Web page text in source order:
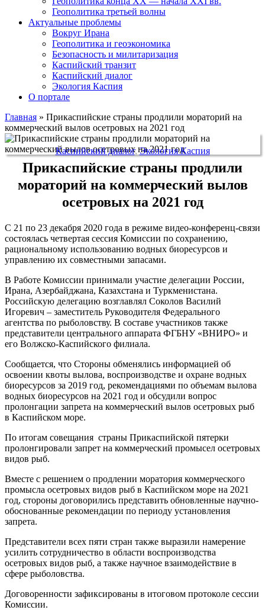
Геополитика третьей волны
Актуальные проблемы
Вокруг Ирана
Геополитика и геоэкономика
Безопасность и милитаризация
Каспийский транзит
Каспийский диалог
Экология Каспия
О портале
Главная » Прикаспийские страны продлили мораторий на
коммерческий вылов осетровых на 2021 год
Каспийский диалог,Экология Каспия
Прикаспийские страны продлили
мораторий на коммерческий вылов
осетровых на 2021 год
С 21 по 23 декабря 2020 года в режиме видео-конференц-связи
состоялась четвертая сессия Комиссии по сохранению,
рациональному использованию водных биоресурсов и
управлению их совместными запасами.
В Работе Комиссии принимали участие делегации России,
Ирана, Азербайджана, Казахстана и Туркменистана.
Российскую делегацию возглавлял Соколов Василий
Игоревич – заместитель Руководителя Федерального
агентства по рыболовству. В составе участников также
представители центрального аппарата ФГБНУ «ВНИРО» и
его Волжско-Каспийского филиала.
Сообщается, что Стороны обменялись информацией об
освоении квоты вылова, воспроизводстве и охране водных
биоресурсов за 2019 год, рекомендациями по объемам вылова
водных биоресурсов на 2021 год и обсудили вопрос
пролонгации запрета на коммерческий вылов осетровых рыб
в Каспийском море.
По итогам совещания страны Прикаспийской пятерки
пролонгировали запрет на коммерческий промысел осетровых
видов рыб.
Вместе с решением о продлении моратория коммерческого
промысла осетровых видов рыб в Каспийском море на 2021
год, стороны договорились представить обновленные научно-
обоснованные рекомендации по периоду установления
запрета.
Представители всех пяти стран также выразили намерение
усилить сотрудничество в области воспроизводства
осетровых видов рыб, а также научное взаимодействие в
сфере рыболовства.
Договоренности зафиксированы в итоговом протоколе сессии
Комиссии.